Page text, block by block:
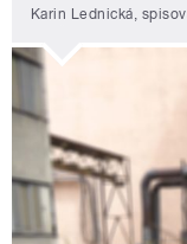
Karin Lednická,